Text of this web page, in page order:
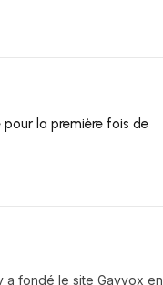
la première fois de
a fondé le site Gayvox en